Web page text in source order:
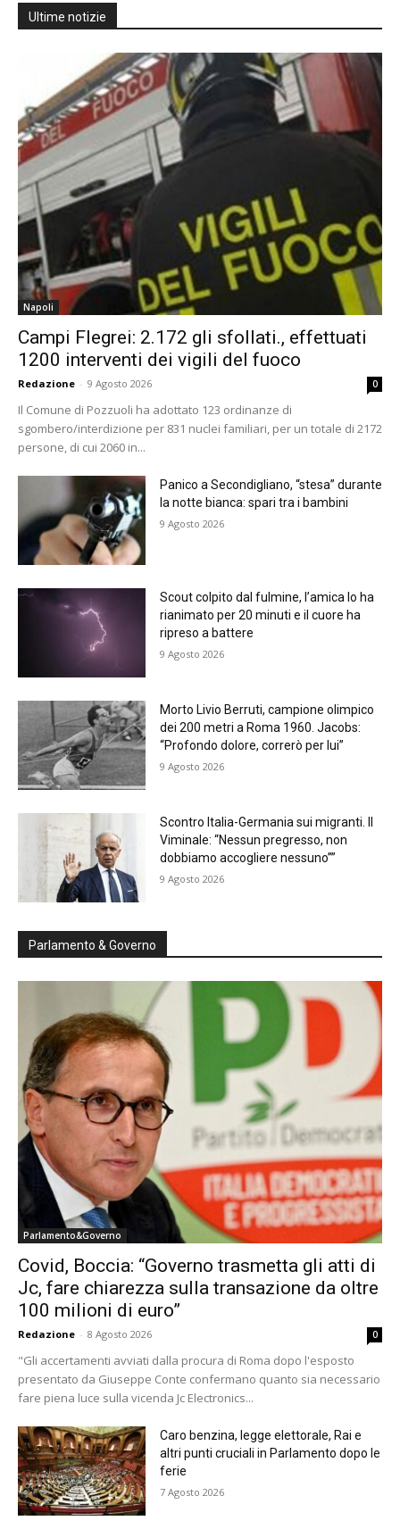
Ultime notizie
Napoli
Campi Flegrei: 2.172 gli sfollati., effettuati
1200 interventi dei vigili del fuoco
Redazione - 9 Agosto 2026 0
Il Comune di Pozzuoli ha adottato 123 ordinanze di
sgombero/interdizione per 831 nuclei familiari, per un totale di 2172
persone, di cui 2060 in...
Panico a Secondigliano, “stesa” durante
la notte bianca: spari tra i bambini
9 Agosto 2026
Scout colpito dal fulmine, l’amica lo ha
rianimato per 20 minuti e il cuore ha
ripreso a battere
9 Agosto 2026
Morto Livio Berruti, campione olimpico
dei 200 metri a Roma 1960. Jacobs:
“Profondo dolore, correrò per lui”
9 Agosto 2026
Scontro Italia-Germania sui migranti. Il
Viminale: “Nessun pregresso, non
dobbiamo accogliere nessuno””
9 Agosto 2026
Parlamento & Governo
Parlamento&Governo
Covid, Boccia: “Governo trasmetta gli atti di
Jc, fare chiarezza sulla transazione da oltre
100 milioni di euro”
Redazione - 8 Agosto 2026 0
"Gli accertamenti avviati dalla procura di Roma dopo l'esposto
presentato da Giuseppe Conte confermano quanto sia necessario
fare piena luce sulla vicenda Jc Electronics...
Caro benzina, legge elettorale, Rai e
altri punti cruciali in Parlamento dopo le
ferie
7 Agosto 2026